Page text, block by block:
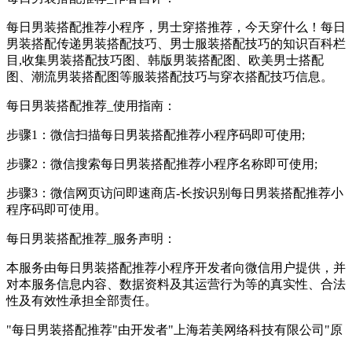
每日男装搭配推荐小程序，男士穿搭推荐，今天穿什么！每日
男装搭配传递男装搭配技巧、男士服装搭配技巧的知识百科栏
目,收集男装搭配技巧图、韩版男装搭配图、欧美男士搭配
图、潮流男装搭配图等服装搭配技巧与穿衣搭配技巧信息。
每日男装搭配推荐_使用指南：
步骤1：微信扫描每日男装搭配推荐小程序码即可使用;
步骤2：微信搜索每日男装搭配推荐小程序名称即可使用;
步骤3：微信网页访问即速商店-长按识别每日男装搭配推荐小
程序码即可使用。
每日男装搭配推荐_服务声明：
本服务由每日男装搭配推荐小程序开发者向微信用户提供，并
对本服务信息内容、数据资料及其运营行为等的真实性、合法
性及有效性承担全部责任。
"每日男装搭配推荐"由开发者"上海若美网络科技有限公司"原